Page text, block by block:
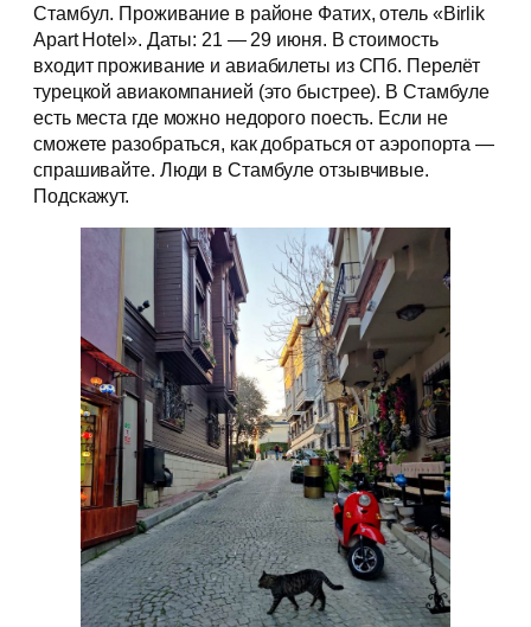
Стамбул. Проживание в районе Фатих, отель «Birlik
Apart Hotel». Даты: 21 — 29 июня. В стоимость
входит проживание и авиабилеты из СПб. Перелёт
турецкой авиакомпанией (это быстрее). В Стамбуле
есть места где можно недорого поесть. Если не
сможете разобраться, как добраться от аэропорта —
спрашивайте. Люди в Стамбуле отзывчивые.
Подскажут.